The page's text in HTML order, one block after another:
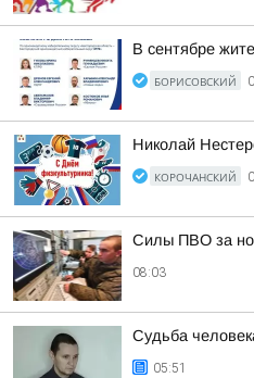
В сентябре
БОРИСОВСКИЙ
Николай
КОРОЧАНСКИЙ
Силы ПВО за
08:03
Судьба
05:51